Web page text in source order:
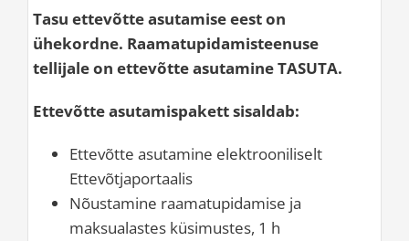
Tasu ettevõtte asutamise eest on
ühekordne. Raamatupidamisteenuse
tellijale on ettevõtte asutamine TASUTA.
Ettevõtte asutamispakett sisaldab:
Ettevõtte asutamine elektrooniliselt
Ettevõtjaportaalis
Nõustamine raamatupidamise ja
maksualastes küsimustes, 1 h